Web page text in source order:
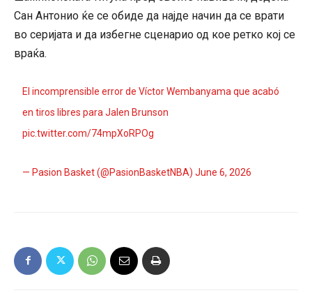
Сан Антонио ќе се обиде да најде начин да се врати
во серијата и да избегне сценарио од кое ретко кој се
враќа.
El incomprensible error de Víctor Wembanyama que acabó
en tiros libres para Jalen Brunson
pic.twitter.com/74mpXoRPOg
— Pasion Basket (@PasionBasketNBA)June 6, 2026